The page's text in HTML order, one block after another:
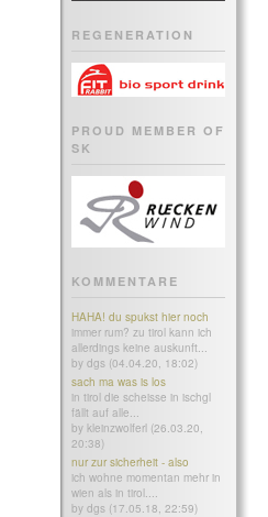
REGENERATION
PROUD MEMBER OF
SK
KOMMENTARE
HAHA! du spukst hier noch
immer rum? zu tirol kann ich
allerdings keine auskunft...
by dgs (04.04.20, 18:02)
sach ma was is los
in tirol die scheisse in ischgl
fällt auf alle...
by kleinzwolferl (26.03.20,
20:38)
nur zur sicherheit - also
ich wohne momentan mehr in
wien als in tirol....
by dgs (17.05.18, 22:59)